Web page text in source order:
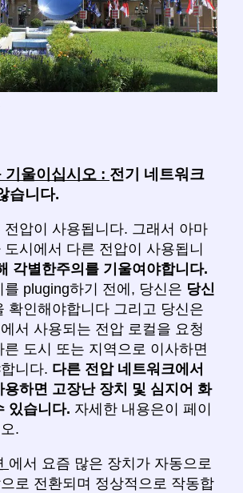
기울이십시오 : 전기 네트워크
습니다.
전압이 사용됩니다. 그래서 아마
시에서 다른 전압이 사용됩니
각별한주의를 기울여야합니다.
를 pluging하기 전에, 당신은 당신
확인해야합니다 그리고 당신은
서 사용되는 전압 로컬을 요청
도시 또는 지역으로 이사하면
니다. 다른 전압 네트워크에서
용하면 고장난 장치 및 심지어 화
있습니다. 자세한 내용은이 페이
.
에서 요즘 많은 장치가 자동으로
로 전환되며 정상적으로 작동합